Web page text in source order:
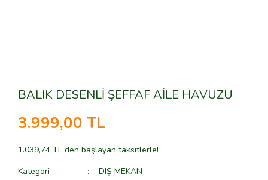
BALIK DESENLİ ŞEFFAF AİLE HAVUZU
3.999,00 TL
1.039,74 TL den başlayan taksitlerle!
Kategori
DIŞ MEKAN